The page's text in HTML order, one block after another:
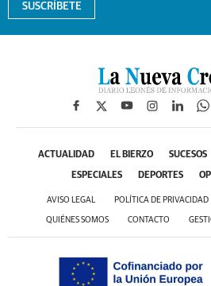
SUSCRÍBETE
ACTUALIDAD EL BIERZO SUCESOS
ESPECIALES DEPORTES
AVISO LEGAL POLÍTICA DE PRIVACIDAD
QUIÉNES SOMOS CONTACTO